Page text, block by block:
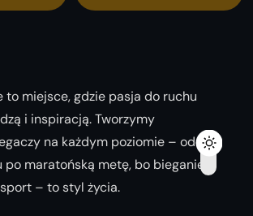
to miejsce, gdzie pasja do ruchu
i inspiracją. Tworzymy
na każdym poziomie – od
po maratońską metę, bo bieganie
– to styl życia.